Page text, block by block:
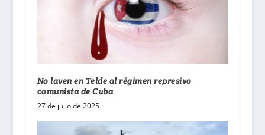
No laven en Telde al régimen represivo
comunista de Cuba
27 de julio de 2025